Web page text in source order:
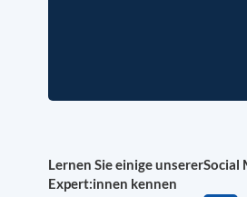
Lernen Sie einige unserer
Expert:innen kennen
Social